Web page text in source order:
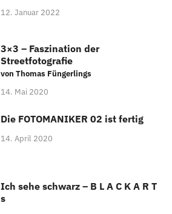
12. Januar 2022
3×3 – Faszination der
Streetfotografie
von Thomas Füngerlings
14. Mai 2020
Die FOTOMANIKER 02 ist fertig
14. April 2020
Ich sehe schwarz – B L A C K A R T
s